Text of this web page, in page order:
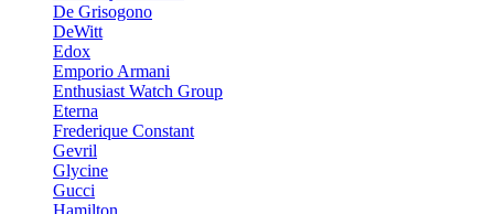
De Grisogono
DeWitt
Edox
Emporio Armani
Enthusiast Watch Group
Eterna
Frederique Constant
Gevril
Glycine
Gucci
Hamilton